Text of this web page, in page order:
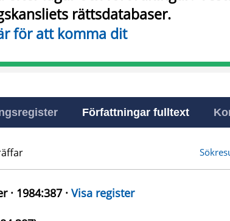
rättsdatabaser.
för att komma dit
Författningar fulltext
· 1984:387 · Visa register